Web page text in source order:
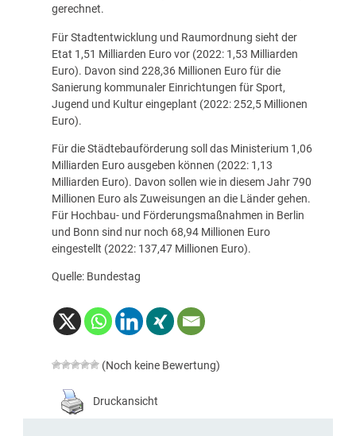
gerechnet.
Für Stadtentwicklung und Raumordnung sieht der
Etat 1,51 Milliarden Euro vor (2022: 1,53 Milliarden
Euro). Davon sind 228,36 Millionen Euro für die
Sanierung kommunaler Einrichtungen für Sport,
Jugend und Kultur eingeplant (2022: 252,5 Millionen
Euro).
Für die Städtebauförderung soll das Ministerium 1,06
Milliarden Euro ausgeben können (2022: 1,13
Milliarden Euro). Davon sollen wie in diesem Jahr 790
Millionen Euro als Zuweisungen an die Länder gehen.
Für Hochbau- und Förderungsmaßnahmen in Berlin
und Bonn sind nur noch 68,94 Millionen Euro
eingestellt (2022: 137,47 Millionen Euro).
Quelle: Bundestag
(Noch keine Bewertung)
Druckansicht